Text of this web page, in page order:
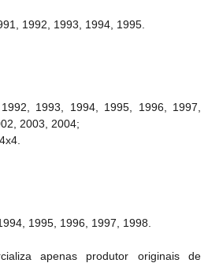
1992, 1993, 1994, 1995.
1993, 1994, 1995, 1996, 1997,
2003, 2004;
1995, 1996, 1997, 1998.
apenas produtor originais de